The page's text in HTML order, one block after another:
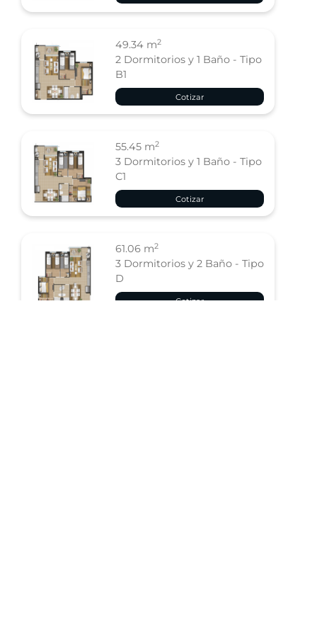
49.34 m2
2 Dormitorios y 1 Baño - Tipo
B1
Cotizar
55.45 m2
3 Dormitorios y 1 Baño - Tipo
C1
Cotizar
61.06 m2
3 Dormitorios y 2 Baño - Tipo
D
Cotizar